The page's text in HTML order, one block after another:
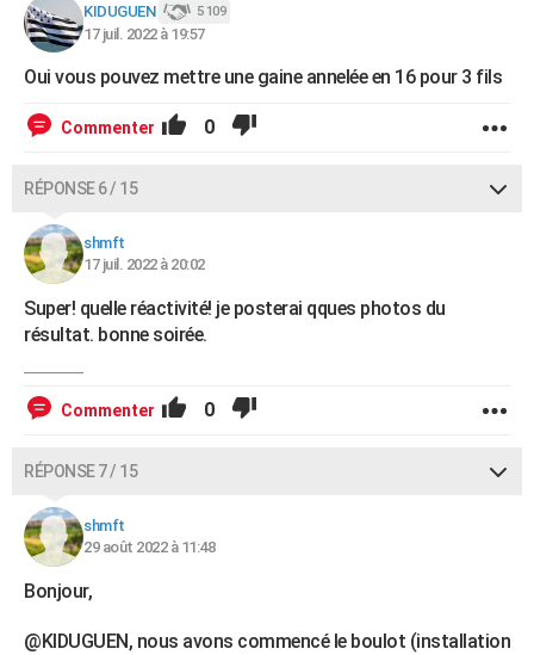
KIDUGUEN 5 109
17 juil. 2022 à 19:57
Oui vous pouvez mettre une gaine annelée en 16 pour 3 fils
Commenter 0
RÉPONSE 6 / 15
shmft
17 juil. 2022 à 20:02
Super! quelle réactivité! je posterai qques photos du
résultat. bonne soirée.
Commenter 0
RÉPONSE 7 / 15
shmft
29 août 2022 à 11:48
Bonjour,
@KIDUGUEN, nous avons commencé le boulot (installation